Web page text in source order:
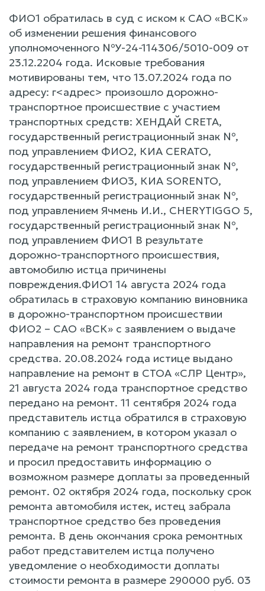
ФИО1 обратилась в суд с иском к САО «ВСК»
об изменении решения финансового
уполномоченного №У-24-114306/5010-009 от
23.12.2204 года. Исковые требования
мотивированы тем, что 13.07.2024 года по
адресу: г<адрес> произошло дорожно-
транспортное происшествие с участием
транспортных средств: ХЕНДАЙ CRETA,
государственный регистрационный знак №,
под управлением ФИО2, КИА CERATO,
государственный регистрационный знак №,
под управлением ФИО3, КИА SORENTO,
государственный регистрационный знак №,
под управлением Ячмень И.И., CHERYTIGGO 5,
государственный регистрационный знак №,
под управлением ФИО1 В результате
дорожно-транспортного происшествия,
автомобилю истца причинены
повреждения.ФИО1 14 августа 2024 года
обратилась в страховую компанию виновника
в дорожно-транспортном происшествии
ФИО2 – САО «ВСК» с заявлением о выдаче
направления на ремонт транспортного
средства. 20.08.2024 года истице выдано
направление на ремонт в СТОА «СЛР Центр»,
21 августа 2024 года транспортное средство
передано на ремонт. 11 сентября 2024 года
представитель истца обратился в страховую
компанию с заявлением, в котором указал о
передаче на ремонт транспортного средства
и просил предоставить информацию о
возможном размере доплаты за проведенный
ремонт. 02 октября 2024 года, поскольку срок
ремонта автомобиля истек, истец забрала
транспортное средство без проведения
ремонта. В день окончания срока ремонтных
работ представителем истца получено
уведомление о необходимости доплаты
стоимости ремонта в размере 290000 руб. 03